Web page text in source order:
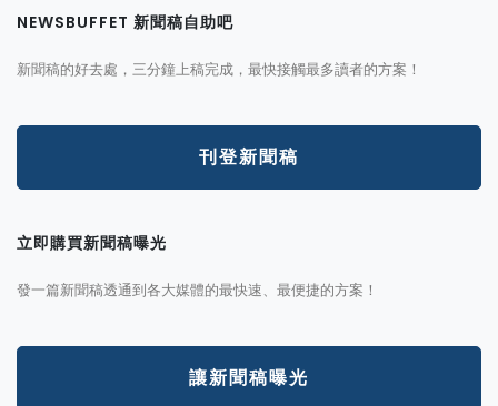
NEWSBUFFET 新聞稿自助吧
新聞稿的好去處，三分鐘上稿完成，最快接觸最多讀者的方案！
刊登新聞稿
立即購買新聞稿曝光
發一篇新聞稿透通到各大媒體的最快速、最便捷的方案！
讓新聞稿曝光